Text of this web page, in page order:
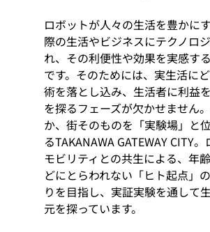
ロボットが人々の生活を豊かに
際の生活やビジネスにテクノロ
れ、その利便性や効果を実感す
です。そのためには、実生活に
術を落とし込み、生活者に利益
を探るフェーズが欠かせません
か、街そのものを「実験場」と
るTAKANAWA GATEWAY CITY
モビリティとの共生による、年
どにとらわれない「ヒト起点」
りを目指し、実証実験を通して
元を探っています。